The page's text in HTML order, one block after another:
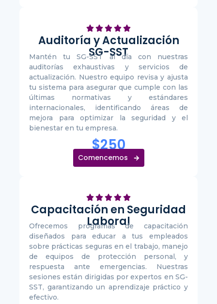
Auditoría y Actualización
SG-SST
Mantén tu SG-SST al día con nuestras
auditorías exhaustivas y servicios de
actualización. Nuestro equipo revisa y ajusta
tu sistema para asegurar que cumple con las
últimas normativas y estándares
internacionales, identificando áreas de
mejora para optimizar la seguridad y el
bienestar en tu empresa.
$250
Comencemos
Capacitación en Seguridad
Laboral
Ofrecemos programas de capacitación
diseñados para educar a tus empleados
sobre prácticas seguras en el trabajo, manejo
de equipos de protección personal, y
respuesta ante emergencias. Nuestras
sesiones están dirigidas por expertos en SG-
SST, garantizando un aprendizaje práctico y
efectivo.